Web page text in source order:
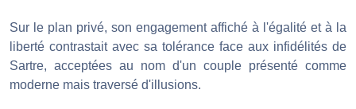
Sur le plan privé, son engagement affiché à l'égalité et à la
liberté contrastait avec sa tolérance face aux infidélités de
Sartre, acceptées au nom d'un couple présenté comme
moderne mais traversé d'illusions.